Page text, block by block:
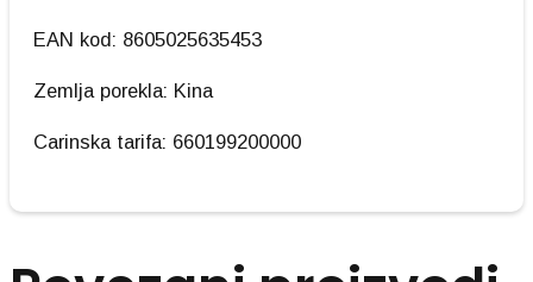
EAN kod: 8605025635453
Zemlja porekla: Kina
Carinska tarifa: 660199200000